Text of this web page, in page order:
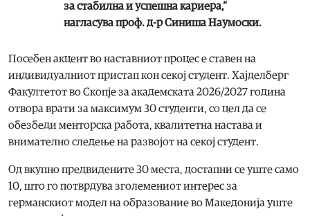
за стабилна и успешна кариера,“
нагласува проф. д-р Синиша Наумоски.
Посебен акцент во наставниот процес е ставен на
индивидуалниот пристап кон секој студент. Хајделберг
Факултетот во Скопје за академската 2026/2027 година
отвора врати за максимум 30 студенти, со цел да се
обезбеди менторска работа, квалитетна настава и
внимателно следење на развојот на секој студент.
Од вкупно предвидените 30 места, достапни се уште само
10, што го потврдува зголемениот интерес за
германскиот модел на образование во Македонија уште